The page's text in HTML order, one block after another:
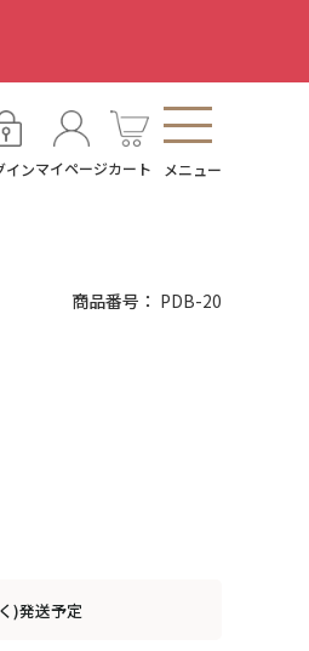
インマイページカート メニュー
商品番号 PDB-20
)発送予定